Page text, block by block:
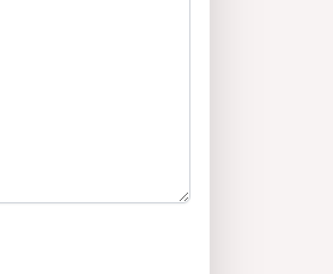
квартиры, а также